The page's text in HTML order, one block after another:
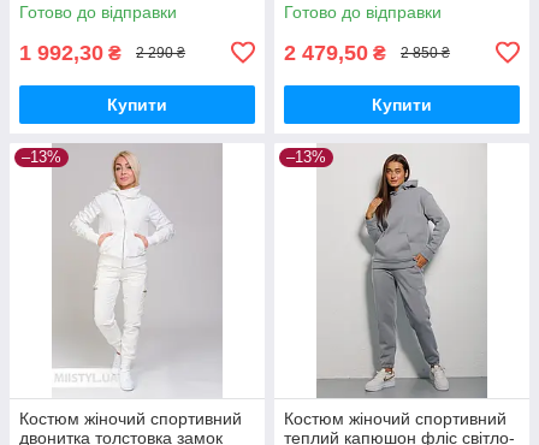
Готово до відправки
1 992,30 ₴ 2 290 ₴
Купити
Готово до відправки
2 479,50 ₴ 2 850 ₴
Купити
–13%
Костюм жіночий спортивний
двонитка толстовка замок
–13%
Костюм жіночий спортивний
теплий капюшон фліс світло-